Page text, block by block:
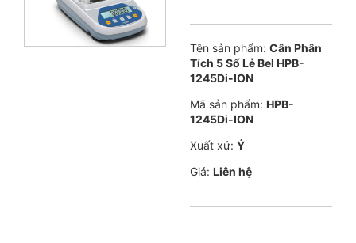
Tên sản phẩm: Cân Phân
Tích 5 Số Lẻ Bel HPB-
1245Di-ION
Mã sản phẩm: HPB-
1245Di-ION
Xuất xứ: Ý
Giá: Liên hệ